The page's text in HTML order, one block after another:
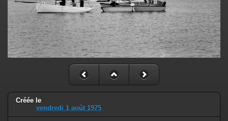
Créée le
vendredi 1 août 1975